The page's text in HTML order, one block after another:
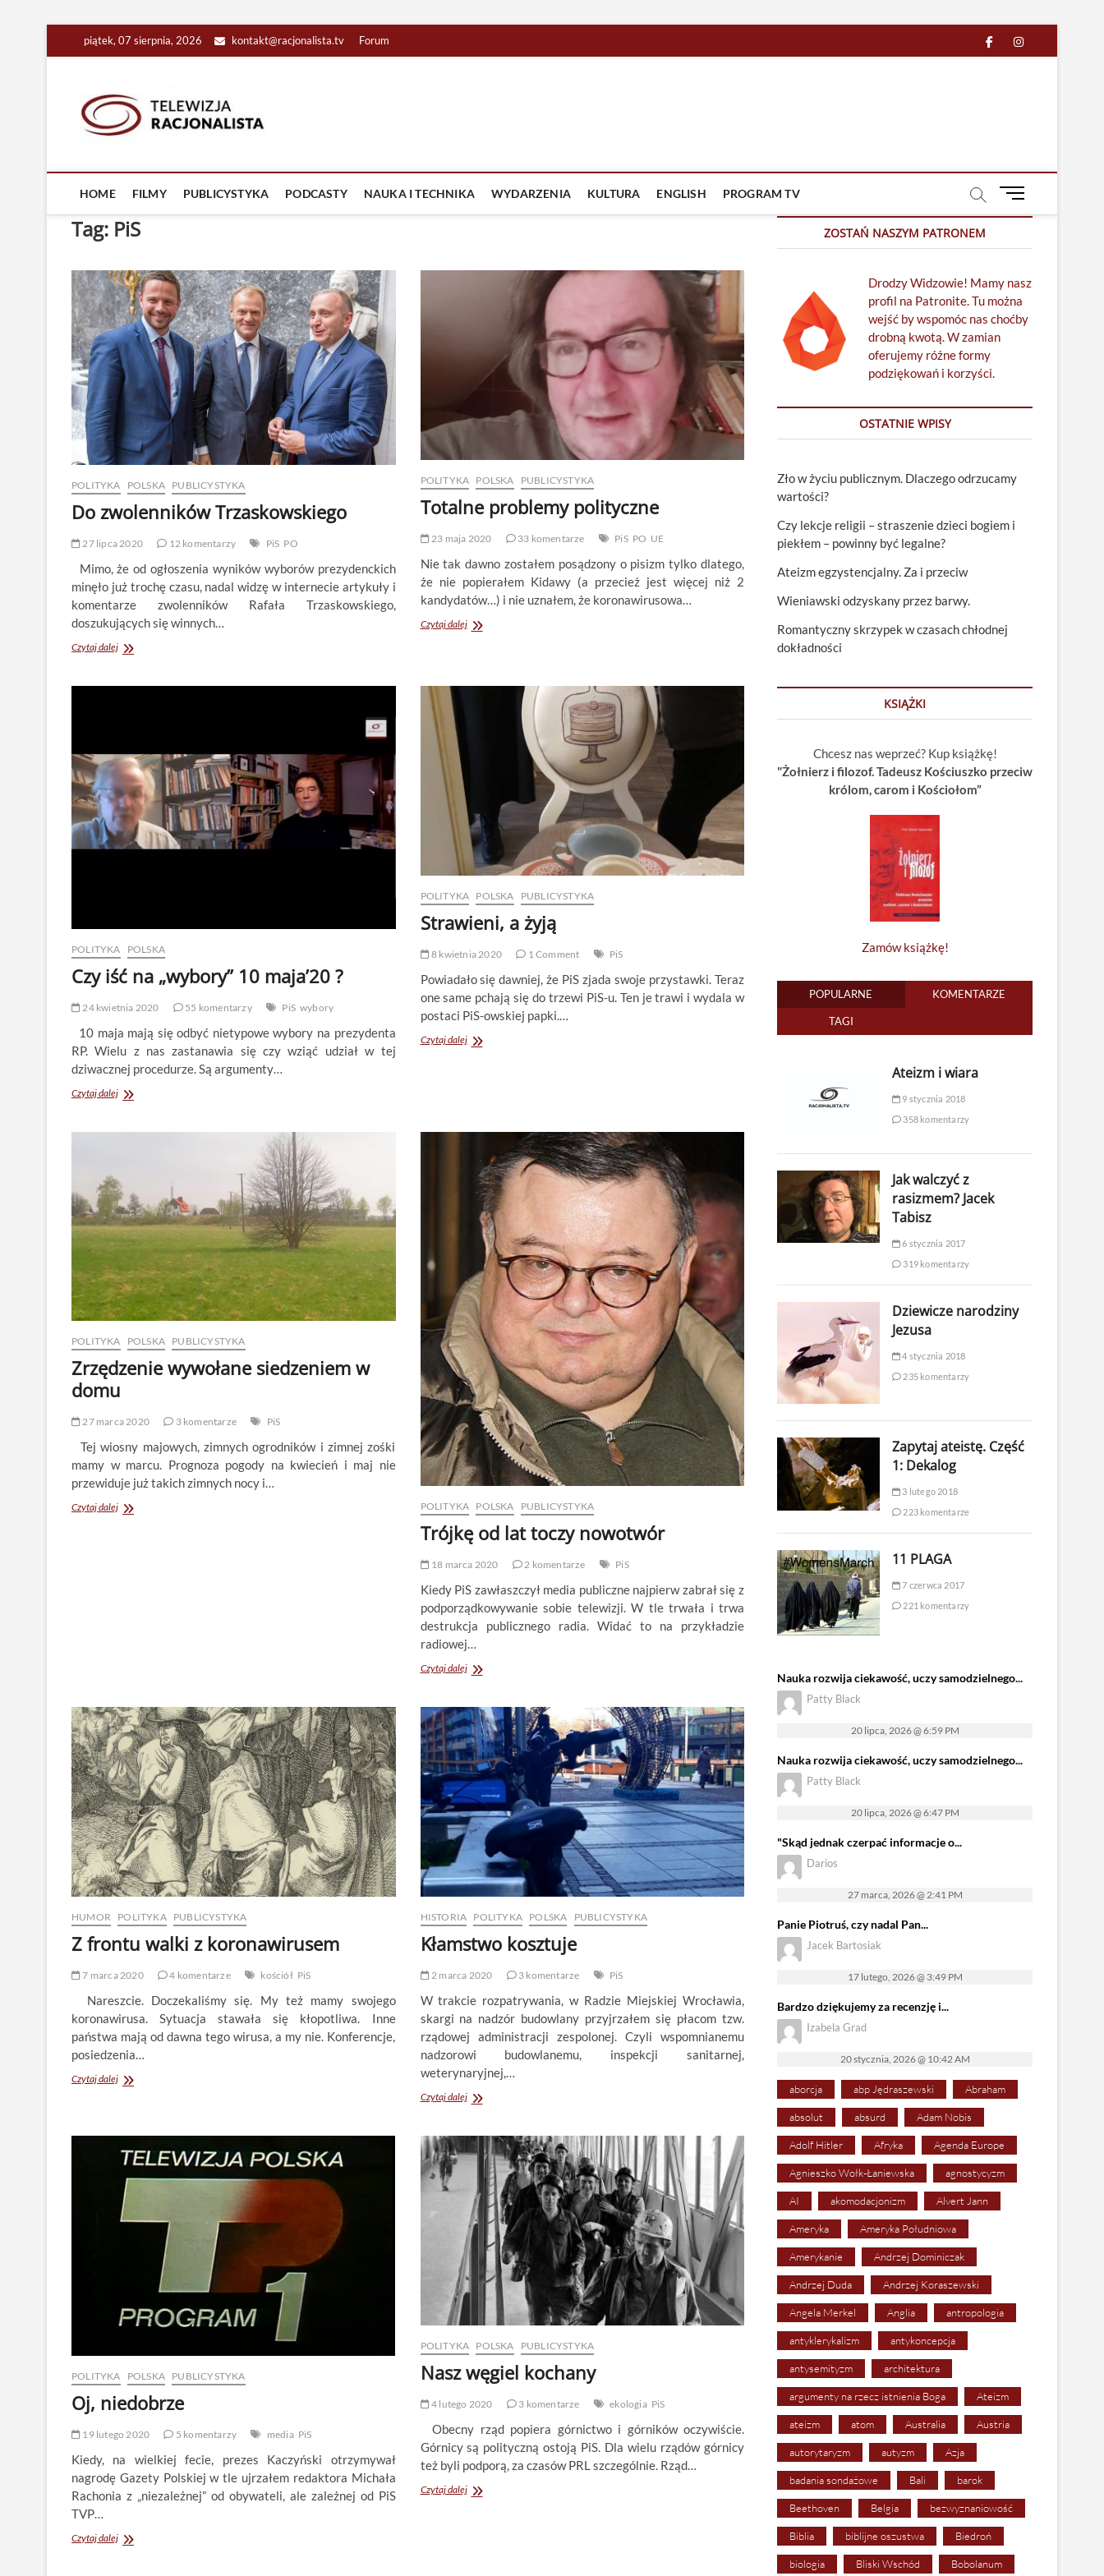
piątek, 07 sierpnia, 2026 kontakt@racjonalista.tv Forum facebook
in
HOME FILMY PUBLICYSTYKA PODCASTY NAUKA I TECHNIKA WYDARZENIA KULTURA ENGLISH PROGRAM TV
M
u
u
t
t
Tag: PiS
POLITYKA POLSKA PUBLICYSTYKA
Do zwolenników Trzaskowskiego
27 lipca 2020 12 komentarzy PiS PO
Mimo, że od ogłoszenia wyników wyborów prezydenckich
minęło już trochę czasu, nadal widzę w internecie artykuły i
komentarze zwolenników Rafała Trzaskowskiego,
doszukujących się winnych…
Czytaj dalejDo
POLITYKA POLSKA PUBLICYSTYKA
Totalne problemy polityczne
23 maja 2020 33 komentarze PiS PO UE
Nie tak dawno zostałem posądzony o pisizm tylko dlatego,
że nie popierałem Kidawy (a przecież jest więcej niż 2
kandydatów…) i nie uznałem, że koronawirusowa…
Czytaj dalejTotalne
POLITYKA POLSKA
Czy iść na „wybory” 10 maja’20 ?
24 kwietnia 2020 55 komentarzy PiS wybory
10 maja mają się odbyć nietypowe wybory na prezydenta
RP. Wielu z nas zastanawia się czy wziąć udział w tej
dziwacznej procedurze. Są argumenty…
Czytaj dalejCzy
„wybory”
?
POLITYKA POLSKA PUBLICYSTYKA
Strawieni, a żyją
8 kwietnia 2020 1 Comment PiS
Powiadało się dawniej, że PiS zjada swoje przystawki. Teraz
one same pchają się do trzewi PiS-u. Ten je trawi i wydala w
postaci PiS-owskiej papki.…
Czytaj dalejStrawieni,
POLITYKA POLSKA PUBLICYSTYKA
Zrzędzenie wywołane siedzeniem w
domu
27 marca 2020 3 komentarze PiS
Tej wiosny majowych, zimnych ogrodników i zimnej zośki
mamy w marcu. Prognoza pogody na kwiecień i maj nie
przewiduje już takich zimnych nocy i…
Czytaj dalejZrzędzenie
POLITYKA POLSKA PUBLICYSTYKA
Trójkę od lat toczy nowotwór
18 marca 2020 2 komentarze PiS
Kiedy PiS zawłaszczył media publiczne najpierw zabrał się z
podporządkowywanie sobie telewizji. W tle trwała i trwa
destrukcja publicznego radia. Widać to na przykładzie
radiowej…
Czytaj dalejTrójkę
toczy
nowotwór
HUMOR POLITYKA PUBLICYSTYKA
Z frontu walki z koronawirusem
7 marca 2020 4 komentarze kościół PiS
Nareszcie. Doczekaliśmy się. My też mamy swojego
koronawirusa. Sytuacja stawała się kłopotliwa. Inne
państwa mają od dawna tego wirusa, a my nie. Konferencje,
posiedzenia…
Czytaj dalejZ
koronawirusem
HISTORIA POLITYKA POLSKA PUBLICYSTYKA
Kłamstwo kosztuje
2 marca 2020 3 komentarze PiS
W trakcie rozpatrywania, w Radzie Miejskiej Wrocławia,
skargi na nadzór budowlany przyjrzałem się płacom tzw.
rządowej administracji zespolonej. Czyli wspomnianemu
nadzorowi budowlanemu, inspekcji sanitarnej,
weterynaryjnej,…
Czytaj dalejKłamstwo
POLITYKA POLSKA PUBLICYSTYKA
Oj, niedobrze
19 lutego 2020 5 komentarzy media PiS
Kiedy, na wielkiej fecie, prezes Kaczyński otrzymywał
nagrodę Gazety Polskiej w tle ujrzałem redaktora Michała
Rachonia z „niezależnej” od obywateli, ale zależnej od PiS
TVP…
Czytaj dalejOj,
POLITYKA POLSKA PUBLICYSTYKA
Nasz węgiel kochany
4 lutego 2020 3 komentarze ekologia PiS
Obecny rząd popiera górnictwo i górników oczywiście.
Górnicy są polityczną ostoją PiS. Dla wielu rządów górnicy
też byli podporą, za czasów PRL szczególnie. Rząd…
Czytaj dalejNasz
ZOSTAŃ NASZYM PATRONEM
Drodzy Widzowie! Mamy nasz
profil na Patronite. Tu można
wejść by wspomóc nas choćby
drobną kwotą. W zamian
oferujemy różne formy
podziękowań i korzyści.
OSTATNIE WPISY
Zło w życiu publicznym. Dlaczego odrzucamy
wartości?
Czy lekcje religii – straszenie dzieci bogiem i
piekłem – powinny być legalne?
Ateizm egzystencjalny. Za i przeciw
Wieniawski odzyskany przez barwy.
Romantyczny skrzypek w czasach chłodnej
dokładności
KSIĄŻKI
Chcesz nas weprzeć? Kup książkę!
"Żołnierz i filozof. Tadeusz Kościuszko przeciw
królom, carom i Kościołom”
Zamów książkę!
POPULARNE KOMENTARZE
TAGI
Ateizm i wiara
9 stycznia 2018
358 komentarzy
Jak walczyć z
rasizmem? Jacek
Tabisz
6 stycznia 2017
319 komentarzy
Dziewicze narodziny
Jezusa
4 stycznia 2018
235 komentarzy
Zapytaj ateistę. Część
1: Dekalog
3 lutego 2018
223 komentarze
11 PLAGA
7 czerwca 2017
221 komentarzy
Nauka rozwija ciekawość, uczy samodzielnego...
Patty Black
20 lipca, 2026 @ 6:59 PM
Nauka rozwija ciekawość, uczy samodzielnego...
Patty Black
20 lipca, 2026 @ 6:47 PM
"Skąd jednak czerpać informacje o...
Darios
27 marca, 2026 @ 2:41 PM
Panie Piotruś, czy nadal Pan...
Jacek Bartosiak
17 lutego, 2026 @ 3:49 PM
Bardzo dziękujemy za recenzję i...
Izabela Grad
20 stycznia, 2026 @ 10:42 AM
aborcja abp Jędraszewski Abraham
absolut absurd Adam Nobis
Adolf Hitler Afryka Agenda Europe
Agnieszko Wołk-Łaniewska agnostycyzm
AI akomodacjonizm Alvert Jann
Ameryka Ameryka Południowa
Amerykanie Andrzej Dominiczak
Andrzej Duda Andrzej Koraszewski
Angela Merkel Anglia antropologia
antyklerykalizm antykoncepcja
antysemityzm architektura
argumenty na rzecz istnienia Boga Ateizm
ateizm atom Australia Austria
autorytaryzm autyzm Azja
badania sondażowe Bali barok
Beethoven Belgia bezwyznaniowość
Biblia biblijne oszustwa Biedroń
biologia Bliski Wschód Bobolanum